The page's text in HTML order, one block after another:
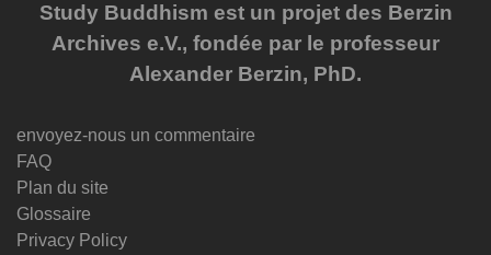
Study Buddhism est un projet des Berzin
Archives e.V., fondée par le professeur
Alexander Berzin, PhD.
envoyez-nous un commentaire
FAQ
Plan du site
Glossaire
Privacy Policy